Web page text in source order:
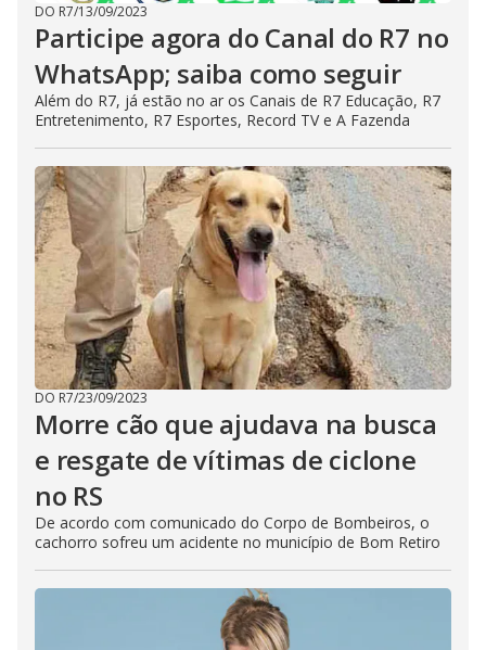
DO R7/13/09/2023
Participe agora do Canal do R7 no
WhatsApp; saiba como seguir
Além do R7, já estão no ar os Canais de R7 Educação, R7
Entretenimento, R7 Esportes, Record TV e A Fazenda
DO R7/23/09/2023
Morre cão que ajudava na busca
e resgate de vítimas de ciclone
no RS
De acordo com comunicado do Corpo de Bombeiros, o
cachorro sofreu um acidente no município de Bom Retiro